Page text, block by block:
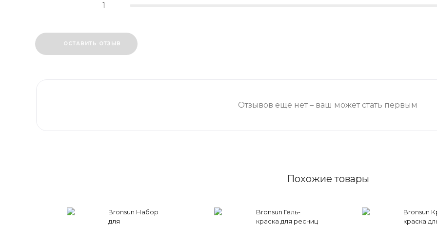
1
ОСТАВИТЬ ОТЗЫВ
Отзывов ещё нет – ваш может стать первым
Похожие товары
Bronsun Набор
для
Bronsun Гель-
краска для ресниц
Bronsun
краска